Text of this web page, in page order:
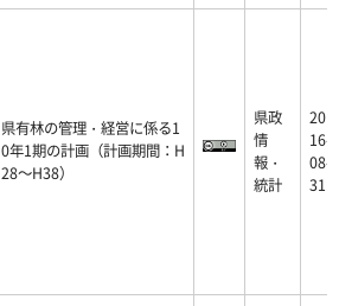
県有林の管理・経営に係る1
0年1期の計画（計画期間：H
28～H38）
県政
情
報・
統計
20
16-
08-
31